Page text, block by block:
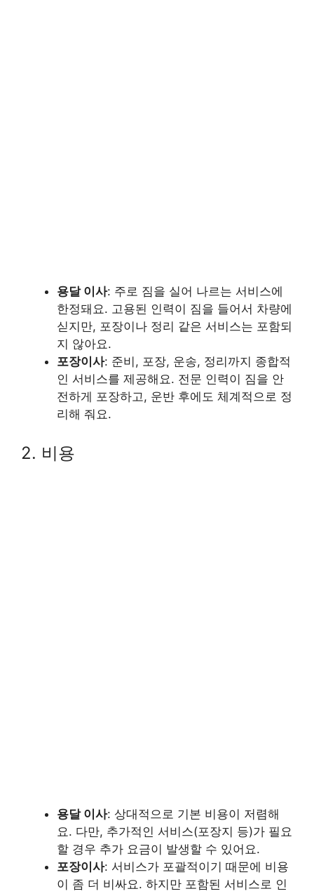
용달 이사: 주로 짐을 실어 나르는 서비스에
한정돼요. 고용된 인력이 짐을 들어서 차량에
싣지만, 포장이나 정리 같은 서비스는 포함되
지 않아요.
포장이사: 준비, 포장, 운송, 정리까지 종합적
인 서비스를 제공해요. 전문 인력이 짐을 안
전하게 포장하고, 운반 후에도 체계적으로 정
리해 줘요.
2. 비용
용달 이사: 상대적으로 기본 비용이 저렴해
요. 다만, 추가적인 서비스(포장지 등)가 필요
할 경우 추가 요금이 발생할 수 있어요.
포장이사: 서비스가 포괄적이기 때문에 비용
이 좀 더 비싸요. 하지만 포함된 서비스로 인